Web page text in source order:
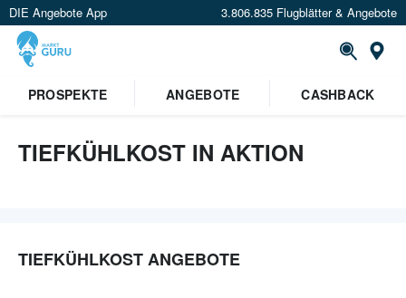
DIE Angebote App 3.806.835 Flugblätter & Angebote
PROSPEKTE
ANGEBOTE CASHBACK
TIEFKÜHLKOST IN AKTION
TIEFKÜHLKOST ANGEBOTE